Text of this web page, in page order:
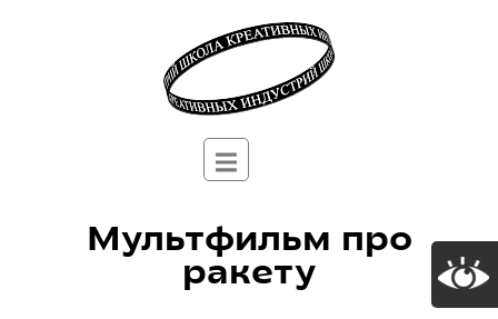
Мультфильм про
ракету